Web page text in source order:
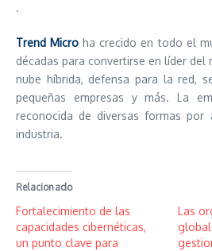
.
Trend Micro ha crecido en todo el
décadas para convertirse en líder del
nube híbrida, defensa para la red,
pequeñas empresas y más. La
reconocida de diversas formas
industria.
Relacionado
Fortalecimiento de las
capacidades cibernéticas,
un punto clave para
Las